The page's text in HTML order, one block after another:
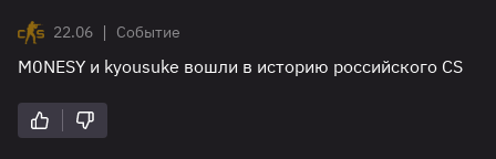
22.06 | Событие
M0NESY и kyousuke вошли в историю российского CS